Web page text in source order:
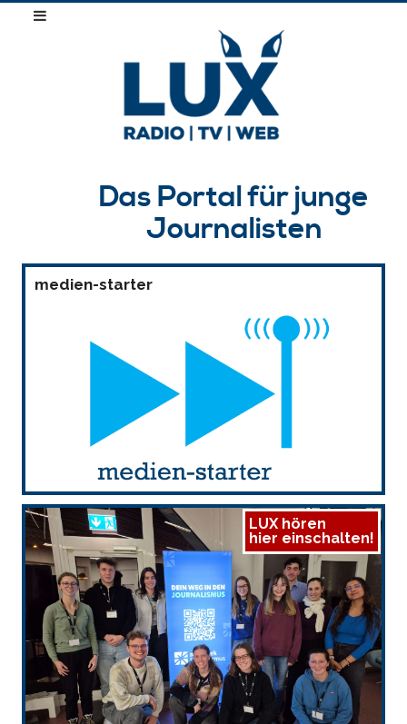
Das Portal für junge
Journalisten
medien-starter
LUX hören
hier einschalten!